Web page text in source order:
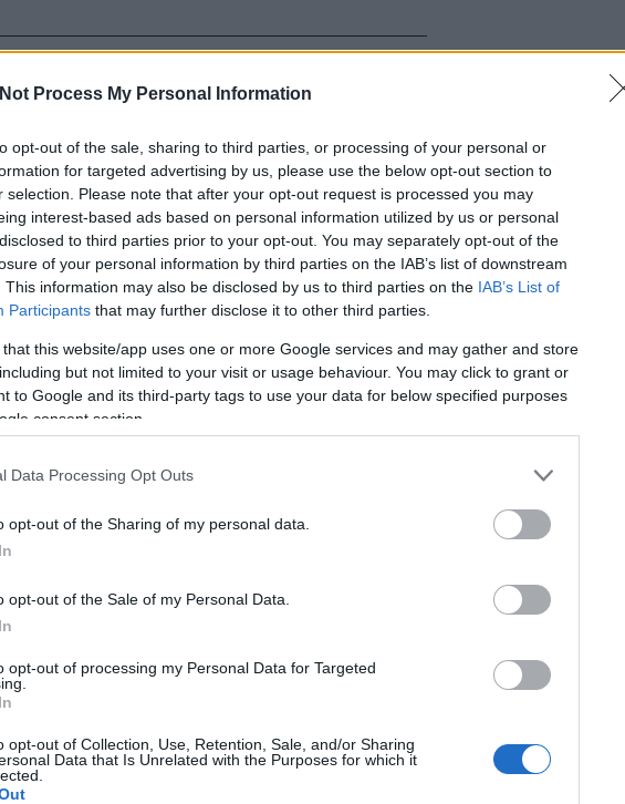
Process My Personal Information
opt-out of the sale, sharing to third parties, or processing of your personal or
for targeted advertising by us, please use the below opt-out section to
selection. Please note that after your opt-out request is processed you may
interest-based ads based on personal information utilized by us or personal
to third parties prior to your opt-out. You may separately opt-out of the
of your personal information by third parties on the IAB’s list of downstream
This information may also be disclosed by us to third parties on the IAB’s List of
Participants that may further disclose it to other third parties.
that this website/app uses one or more Google services and may gather and store
but not limited to your visit or usage behaviour. You may click to grant or
to Google and its third-party tags to use your data for below specified purposes
consent section.
Data Processing Opt Outs
opt-out of the Sharing of my personal data.
opt-out of the Sale of my Personal Data.
opt-out of processing my Personal Data for Targeted
opt-out of Collection, Use, Retention, Sale, and/or Sharing
Data that Is Unrelated with the Purposes for which it
A BUTÁBB –
a Lángoló!
, ahol az eddigieknél jóval több tartalom vár!
és duóban nyomuló rockerek, ska-val dúsított
pszichedelikus hiphop, progrock, és egy
annak szánt, de baromi nevetségesre
ezt nyújtja az aktuális dalmegosztás. De ez a
Vitáris Ivánék új dala és a Royal Freak Out
izé pedig mennyire elképesztően
lehet megtapasztalni.
EZT HALLGASD!
PROTEST
EGY DÜHÖS
ÚJ BOB
ZENE
KATATONIA
CROCODILE
HALLGASD
MA
DALRA!
A
ELLOPOTT
DALRA A
SAMIZDAT
HIRDETÉS